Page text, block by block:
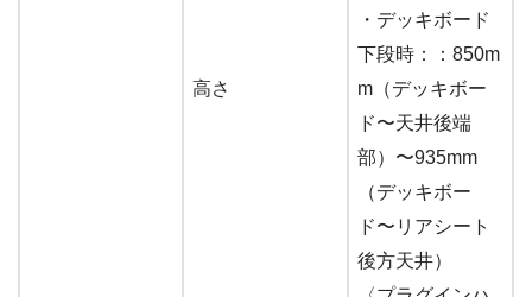
高さ
・デッキボード
下段時：：850m
m（デッキボー
ド〜天井後端
部）〜935mm
（デッキボー
ド〜リアシート
後方天井）